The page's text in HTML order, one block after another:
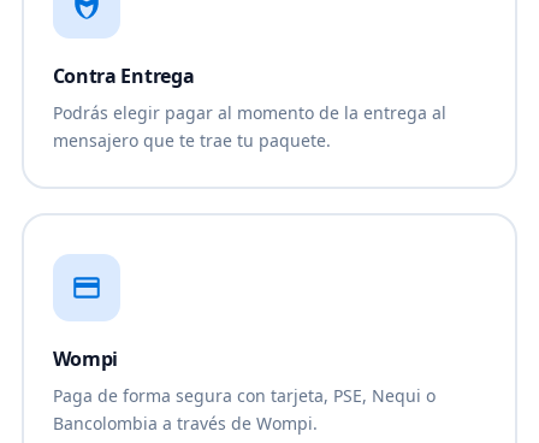
Contra Entrega
Podrás elegir pagar al momento de la entrega al
mensajero que te trae tu paquete.
Wompi
Paga de forma segura con tarjeta, PSE, Nequi o
Bancolombia a través de Wompi.